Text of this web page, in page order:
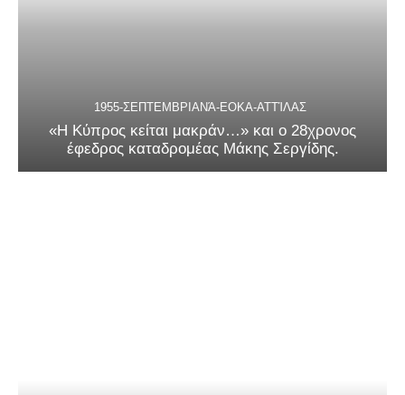
1955-ΣΕΠΤΕΜΒΡΙΑΝΆ-ΕΟΚΑ-ΑΤΤΊΛΑΣ
«Η Κύπρος κείται μακράν…» και ο 28χρονος
έφεδρος καταδρομέας Μάκης Σεργίδης.